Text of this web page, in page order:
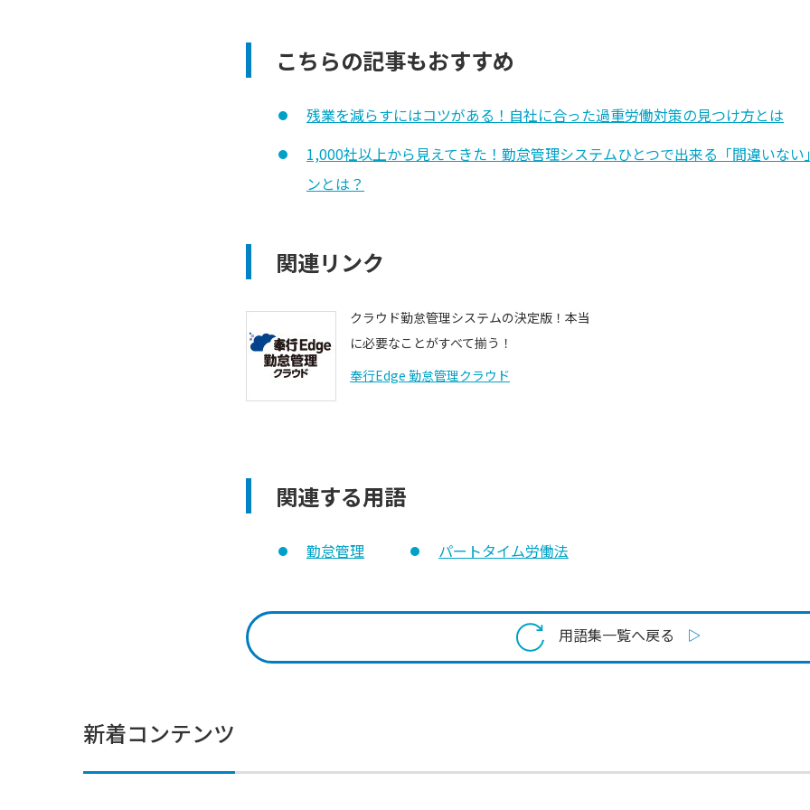
こちらの記事もおすすめ
残業を減らすにはコツがある！自社に合った過重労働対策の見つけ方とは
1,000社以上から見えてきた！勤怠管理システムひとつで出来る「間違いな
ンとは？
関連リンク
クラウド勤怠管理システムの決定版！本当
に必要なことがすべて揃う！
奉行Edge 勤怠管理クラウド
関連する用語
勤怠管理 パートタイム労働法
用語集一覧へ戻る
新着コンテンツ